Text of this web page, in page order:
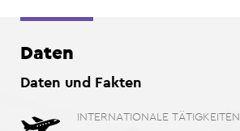
Daten
Daten und Fakten
INTERNATIONALE TÄTIGKEITEN